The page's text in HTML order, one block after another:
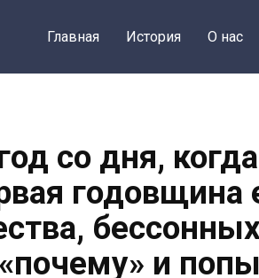
Главная История О нас
со дня,
годовщина
и